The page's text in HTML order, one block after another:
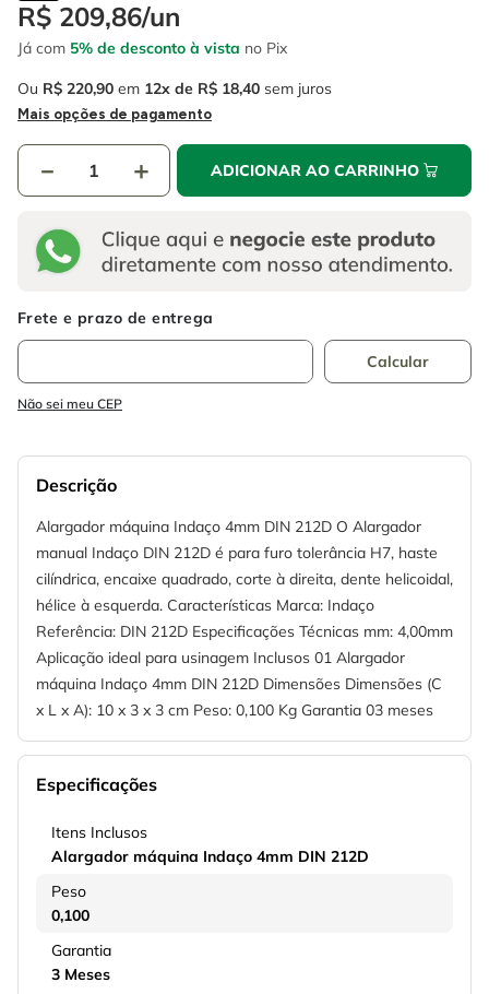
R$ 209,86/un
Já com 5% de desconto à vista no Pix
Ou R$ 220,90 em 12 R$ 18,40 sem juros
Mais opções de pagamento
＋
－ ADICIONAR AO CARRINHO
Não sei meu CEP
Descrição
Alargador máquina Indaço 4mm DIN 212D O Alargador
manual Indaço DIN 212D é para furo tolerância H7, haste
cilíndrica, encaixe quadrado, corte à direita, dente helicoidal,
hélice à esquerda. Características Marca: Indaço
Referência: DIN 212D Especificações Técnicas mm: 4,00mm
Aplicação ideal para usinagem Inclusos 01 Alargador
máquina Indaço 4mm DIN 212D Dimensões Dimensões (C
x L x A): 10 x 3 x 3 cm Peso: 0,100 Kg Garantia 03 meses
Especificações
Itens Inclusos
Alargador máquina Indaço 4mm DIN 212D
Peso
0,100
Garantia
3 Meses
6 º fio
7º chave impacto
8º disco corte
serra copo
º escada
º serra circular
º fio
disco corte
serra copo